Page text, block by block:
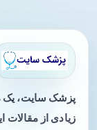
پزشک سایت، یک
زیادی از